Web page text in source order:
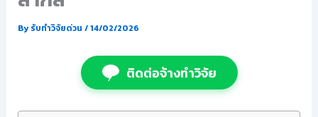
Byรับทำวิจัยด่วน /14/02/2026
ติดต่อจ้างทำวิจัย